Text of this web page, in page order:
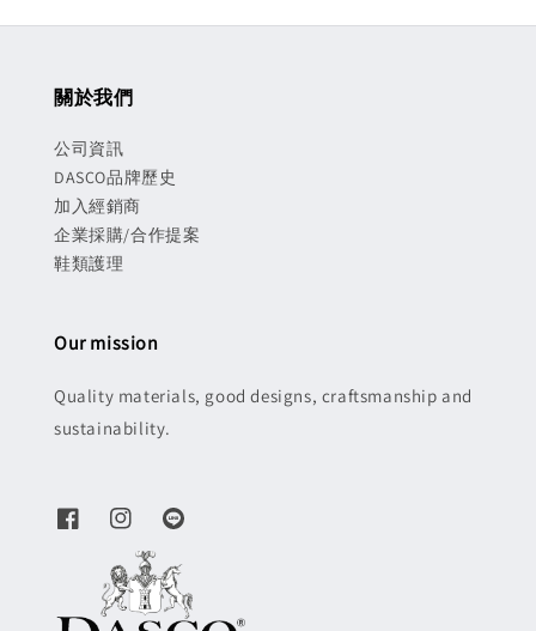
關於我們
公司資訊
DASCO品牌歷史
加入經銷商
企業採購/合作提案
鞋類護理
Our mission
Quality materials, good designs, craftsmanship and
sustainability.